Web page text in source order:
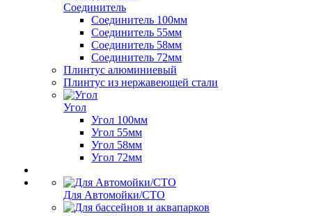
Соединитель
Соединитель 100мм
Соединитель 55мм
Соединитель 58мм
Соединитель 72мм
Плинтус алюминиевый
Плинтус из нержавеющей стали
Угол
Угол 100мм
Угол 55мм
Угол 58мм
Угол 72мм
Для Автомойки/СТО